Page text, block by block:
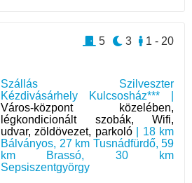
Szállás Szilveszter
Kézdivásárhely Kulcsosház*** |
Város-központ közelében,
légkondicionált szobák, Wifi,
udvar, zöldövezet, parkoló| 18 km
Bálványos, 27 km Tusnádfürdő, 59
km Brassó, 30 km
Sepsiszentgyörgy
1 - 20
3
5